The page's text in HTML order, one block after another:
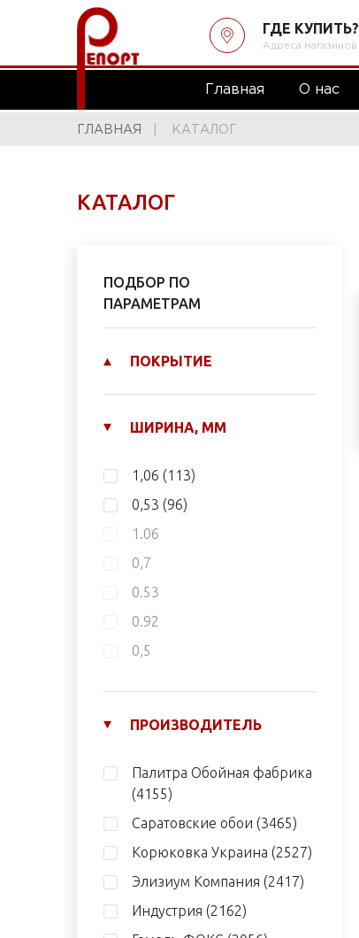
ГДЕ КУПИТЬ?
Адреса магазинов
Главная О нас
ГЛАВНАЯ КАТАЛОГ
КАТАЛОГ
ПОДБОР ПО
ПАРАМЕТРАМ
ПОКРЫТИЕ
ШИРИНА, ММ
1,06 (113)
0,53 (96)
1.06
0,7
0.53
0.92
0,5
ПРОИЗВОДИТЕЛЬ
Палитра Обойная фабрика
(4155)
Саратовские обои (3465)
Корюковка Украина (2527)
Элизиум Компания (2417)
Индустрия (2162)